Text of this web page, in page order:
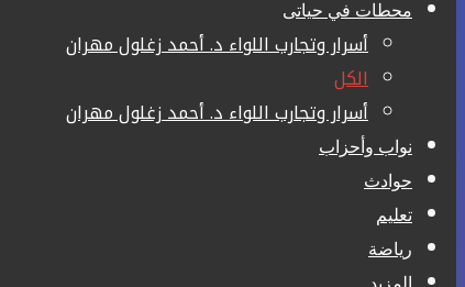
محطات في حياتى
أسرار وتجارب اللواء د. أحمد زغلول مهران
الكل
أسرار وتجارب اللواء د. أحمد زغلول مهران
نواب وأحزاب
حوادث
تعليم
رياضة